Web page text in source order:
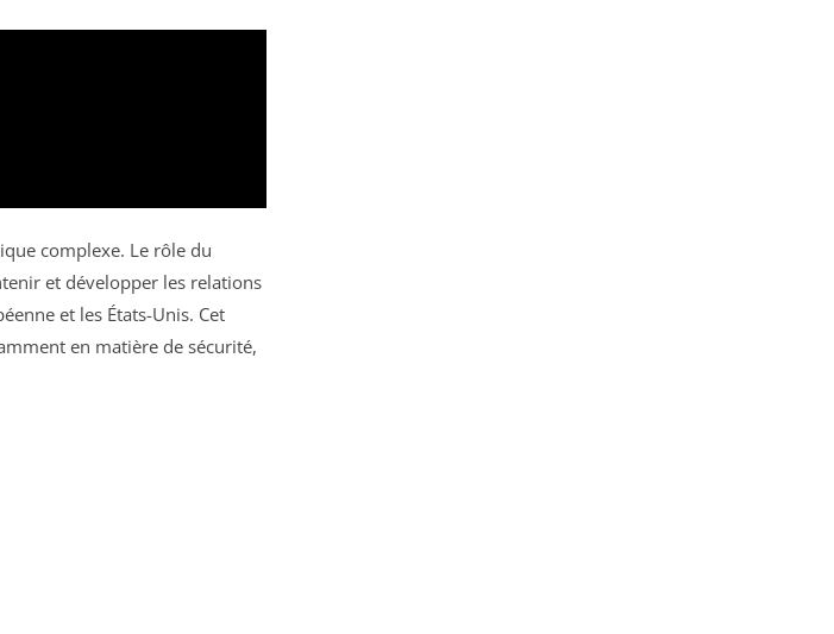
complexe. Le rôle du
et développer les relations
et les États-Unis. Cet
en matière de sécurité,